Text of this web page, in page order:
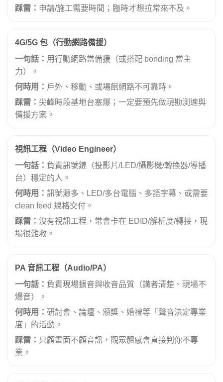
踩雷： 申請/施工需要時間；臨時才想拉常來不及。
4G/5G 包（行動網路備援）
一句話： 用行動網路當備援（或搭配 bonding 當主
力）。
何時用： 戶外、移動、或場館網路不可靠時。
踩雷： 尖峰時段基地台塞爆；一定要預先做現勘測速與
備援方案。
視訊工程（Video Engineer）
一句話： 負責訊號鏈（投影片/LED/攝影機/轉換器/導播
台）穩定的人。
何時用： 訊號源多、LED/多台電腦、多語字幕、或需要
clean feed 規格交付。
踩雷： 沒有視訊工程，常會卡在 EDID/解析度/轉接，現
場很難救。
PA 音訊工程（Audio/PA）
一句話： 負責現場擴音與收音品質（講者清楚、現場不
爆音）。
何時用： 研討會、論壇、頒獎、婚禮等「聲音決定專業
度」的活動。
踩雷： 只顧畫面不顧音訊，觀眾體感會直接判你不專
業。